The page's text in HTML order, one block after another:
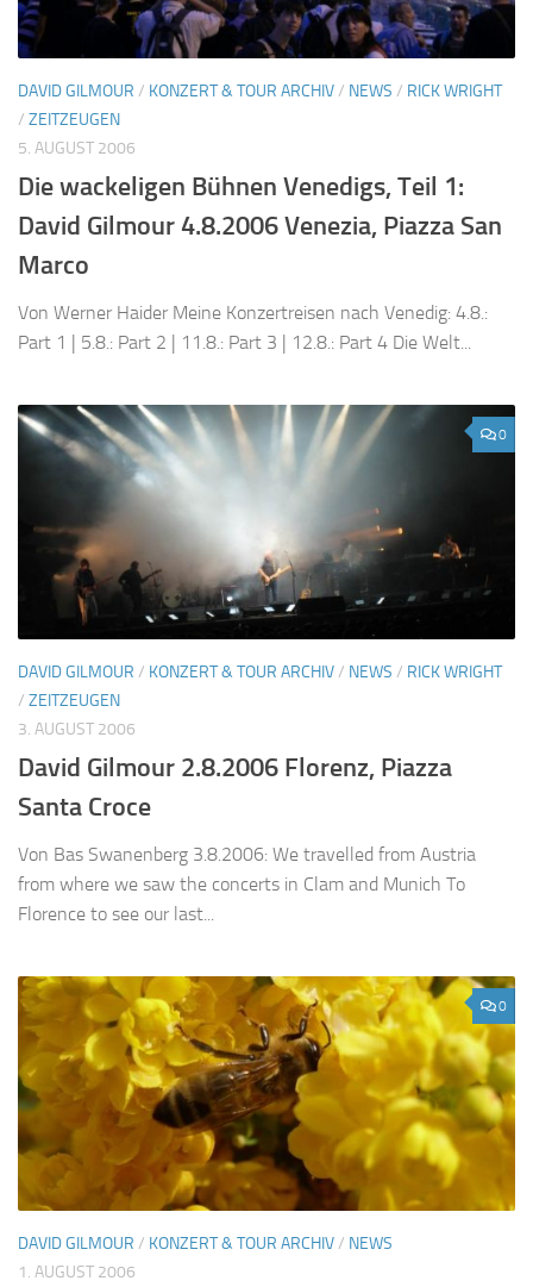
DAVID GILMOUR / KONZERT & TOUR ARCHIV/ NEWS / RICK WRIGHT
/ ZEITZEUGEN
5. AUGUST 2006
Die wackeligen Bühnen Venedigs, Teil 1:
David Gilmour 4.8.2006 Venezia, Piazza San
Marco
Von Werner Haider Meine Konzertreisen nach Venedig: 4.8.:
Part 1 | 5.8.: Part 2 | 11.8.: Part 3 | 12.8.: Part 4 Die Welt...
0
DAVID GILMOUR / KONZERT & TOUR ARCHIV/ NEWS / RICK WRIGHT
/ ZEITZEUGEN
3. AUGUST 2006
David Gilmour 2.8.2006 Florenz, Piazza
Santa Croce
Von Bas Swanenberg 3.8.2006: We travelled from Austria
from where we saw the concerts in Clam and Munich To
Florence to see our last...
0
DAVID GILMOUR / KONZERT & TOUR ARCHIV/ NEWS
1. AUGUST 2006